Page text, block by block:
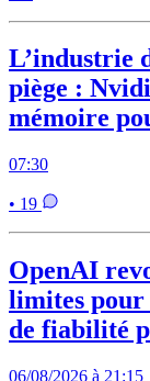
L’industrie
piège :
mémoire
07:30
• 19
OpenAI
limites pour
de fiabilité
06/08/2026 à 21:15